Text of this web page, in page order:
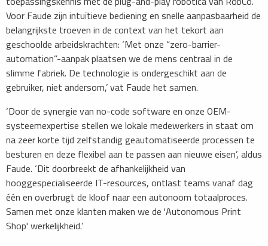
Voor Faude zijn intuïtieve bediening en snelle aanpasbaarheid de
belangrijkste troeven in de context van het tekort aan
geschoolde arbeidskrachten: ‘Met onze “zero-barrier-
automation”-aanpak plaatsen we de mens centraal in de
slimme fabriek. De technologie is ondergeschikt aan de
gebruiker, niet andersom,’ vat Faude het samen.
‘Door de synergie van no-code software en onze OEM-
systeemexpertise stellen we lokale medewerkers in staat om
na zeer korte tijd zelfstandig geautomatiseerde processen te
besturen en deze flexibel aan te passen aan nieuwe eisen’, aldus
Faude. ‘Dit doorbreekt de afhankelijkheid van
hooggespecialiseerde IT-resources, ontlast teams vanaf dag
één en overbrugt de kloof naar een autonoom totaalproces.
Samen met onze klanten maken we de 'Autonomous Print
Shop' werkelijkheid.’